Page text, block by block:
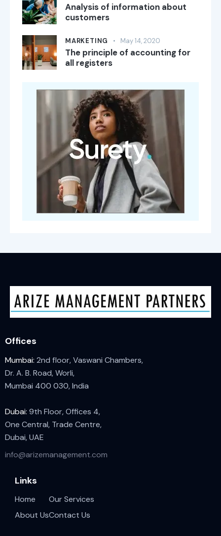
Analysis of information about
customers
MARKETING May 14, 2020
The principle of accounting for
all registers
Offices
Mumbai: 2nd floor, Vaswani Chambers,
Dr. A. B. Road, Worli,
Mumbai 400 030, India
Dubai: 9th Floor, Offices 4,
One Central, Trade Centre,
Dubai, UAE
info@arizemanagement.com
Links
Home
About Us
Our Services
Contact Us